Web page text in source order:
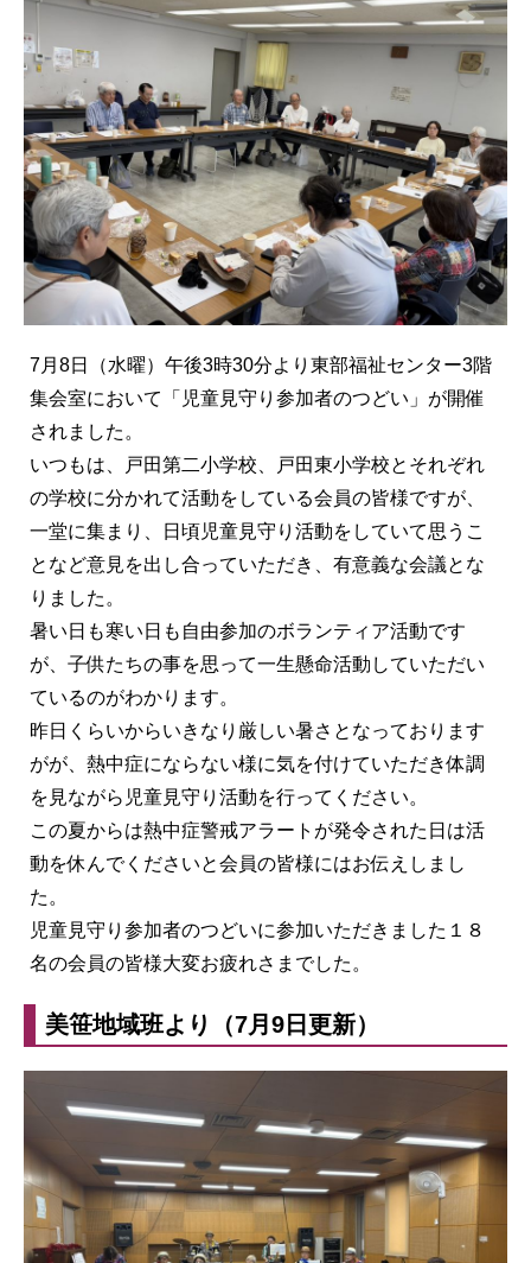
7月8日（水曜）午後3時30分より東部福祉センター3階
集会室において「児童見守り参加者のつどい」が開催
されました。
いつもは、戸田第二小学校、戸田東小学校とそれぞれ
の学校に分かれて活動をしている会員の皆様ですが、
一堂に集まり、日頃児童見守り活動をしていて思うこ
となど意見を出し合っていただき、有意義な会議とな
りました。
暑い日も寒い日も自由参加のボランティア活動です
が、子供たちの事を思って一生懸命活動していただい
ているのがわかります。
昨日くらいからいきなり厳しい暑さとなっております
がが、熱中症にならない様に気を付けていただき体調
を見ながら児童見守り活動を行ってください。
この夏からは熱中症警戒アラートが発令された日は活
動を休んでくださいと会員の皆様にはお伝えしまし
た。
児童見守り参加者のつどいに参加いただきました１８
名の会員の皆様大変お疲れさまでした。
美笹地域班より（7月9日更新）